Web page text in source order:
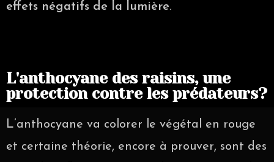
effets négatifs de la lumière.
L'anthocyane des raisins, une
protection contre les prédateurs?
L’anthocyane va colorer le végétal en rouge
et certaine théorie, encore à prouver, sont des